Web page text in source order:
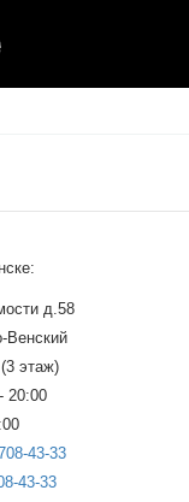
д.58
Венский
этаж)
20:00
43-33
43-33